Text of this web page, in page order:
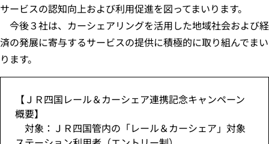
サービスの認知向上および利用促進を図ってまいります。
今後３社は、カーシェアリングを活用した地域社会および経
済の発展に寄与するサービスの提供に積極的に取り組んでまい
ります。
【ＪＲ四国レール＆カーシェア連携記念キャンペーン
概要】
対象：ＪＲ四国管内の「レール＆カーシェア」対象